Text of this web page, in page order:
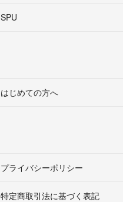
SPU
はじめての方へ
プライバシーポリシー
特定商取引法に基づく表記